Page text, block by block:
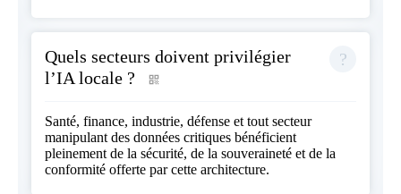
Quels secteurs doivent privilégier
l’IA locale ?
Santé, finance, industrie, défense et tout secteur
manipulant des données critiques bénéficient
pleinement de la sécurité, de la souveraineté et de la
conformité offerte par cette architecture.